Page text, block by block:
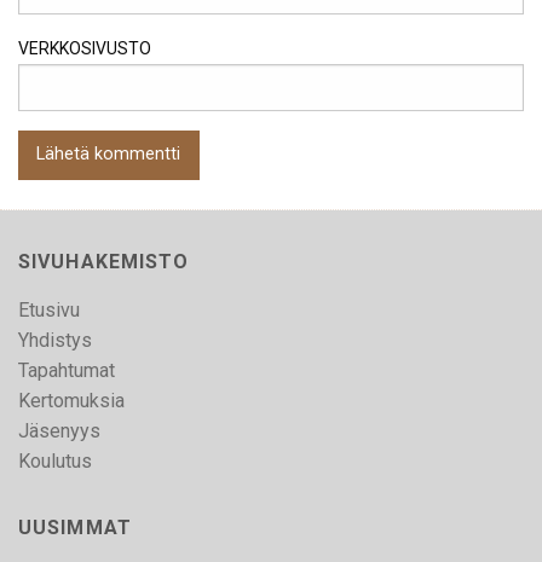
VERKKOSIVUSTO
SIVUHAKEMISTO
Etusivu
Yhdistys
Tapahtumat
Kertomuksia
Jäsenyys
Koulutus
UUSIMMAT